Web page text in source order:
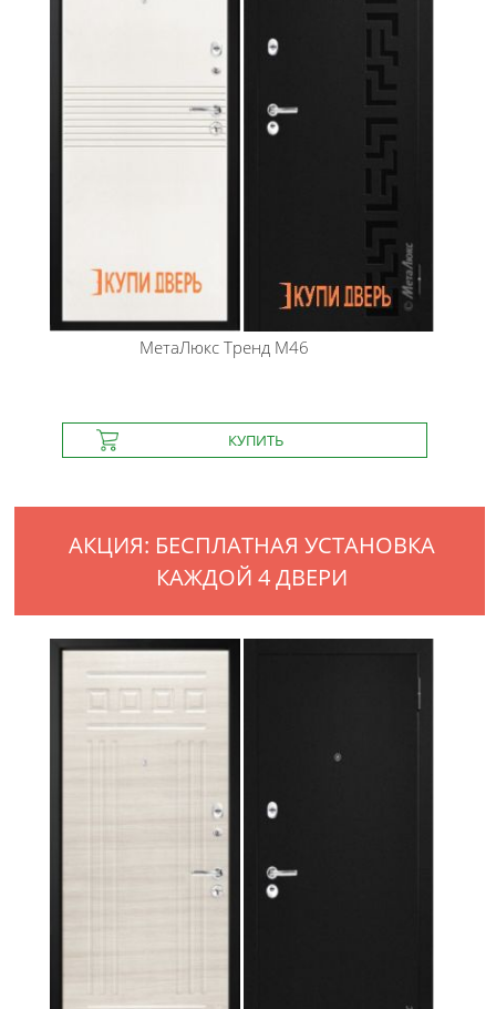
МетаЛюкс Тренд М46
АКЦИЯ: БЕСПЛАТНАЯ УСТАНОВКА
КАЖДОЙ 4 ДВЕРИ